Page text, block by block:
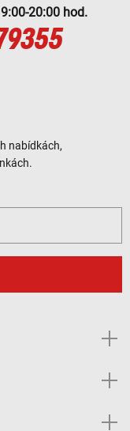
20:00 hod.
nabídkách,